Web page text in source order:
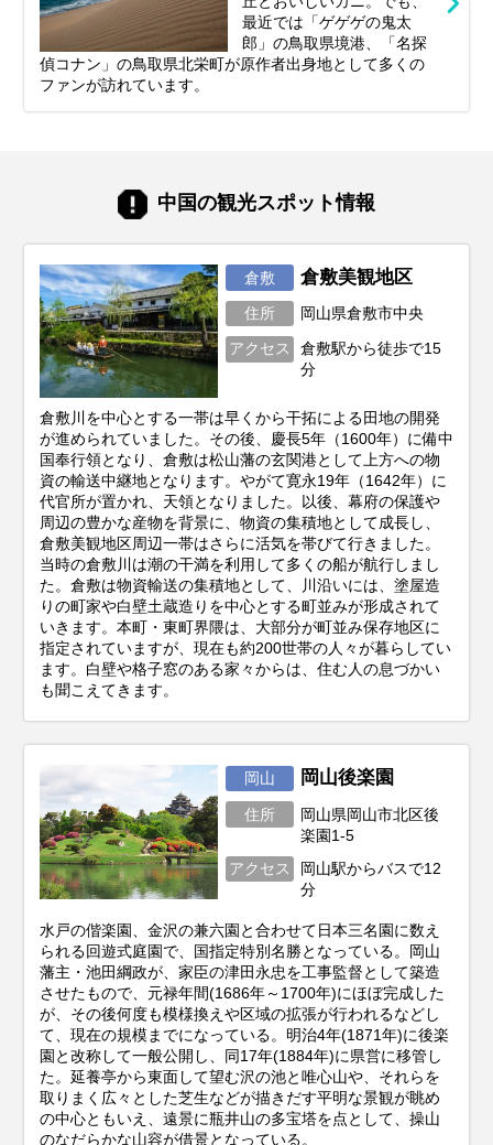
最近では「ゲゲゲの鬼太
郎」の鳥取県境港、「名探
偵コナン」の鳥取県北栄町が原作者出身地として多くの
ファンが訪れています。
中国の観光スポット情報
倉敷 倉敷美観地区
住所 岡山県倉敷市中央
アクセス
倉敷駅から徒歩で15
分
倉敷川を中心とする一帯は早くから干拓による田地の開発
が進められていました。その後、慶長5年（1600年）に備中
国奉行領となり、倉敷は松山藩の玄関港として上方への物
資の輸送中継地となります。やがて寛永19年（1642年）に
代官所が置かれ、天領となりました。以後、幕府の保護や
周辺の豊かな産物を背景に、物資の集積地として成長し、
倉敷美観地区周辺一帯はさらに活気を帯びて行きました。
当時の倉敷川は潮の干満を利用して多くの船が航行しまし
た。倉敷は物資輸送の集積地として、川沿いには、塗屋造
りの町家や白壁土蔵造りを中心とする町並みが形成されて
いきます。本町・東町界隈は、大部分が町並み保存地区に
指定されていますが、現在も約200世帯の人々が暮らしてい
ます。白壁や格子窓のある家々からは、住む人の息づかい
も聞こえてきます。
岡山 岡山後楽園
住所
岡山県岡山市北区後
楽園1-5
アクセス
岡山駅からバスで12
分
水戸の偕楽園、金沢の兼六園と合わせて日本三名園に数え
られる回遊式庭園で、国指定特別名勝となっている。岡山
藩主・池田綱政が、家臣の津田永忠を工事監督として築造
させたもので、元禄年間(1686年～1700年)にほぼ完成した
が、その後何度も模様換えや区域の拡張が行われるなどし
て、現在の規模までになっている。明治4年(1871年)に後楽
園と改称して一般公開し、同17年(1884年)に県営に移管し
た。延養亭から東面して望む沢の池と唯心山や、それらを
取りまく広々とした芝生などが描きだす平明な景観が眺め
の中心ともいえ、遠景に瓶井山の多宝塔を点として、操山
のなだらかな山容が借景となっている。